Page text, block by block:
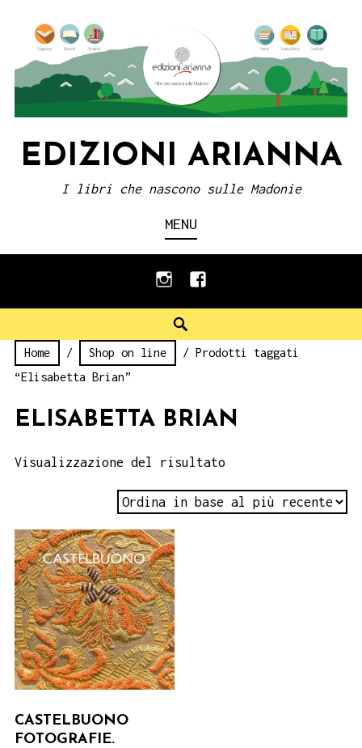
content
EDIZIONI ARIANNA
I libri che nascono sulle Madonie
MENU
instagramfacebook
Home / Shop on line
/ Prodotti taggati
“Elisabetta Brian”
ELISABETTA BRIAN
Visualizzazione del risultato
CASTELBUONO
FOTOGRAFIE.